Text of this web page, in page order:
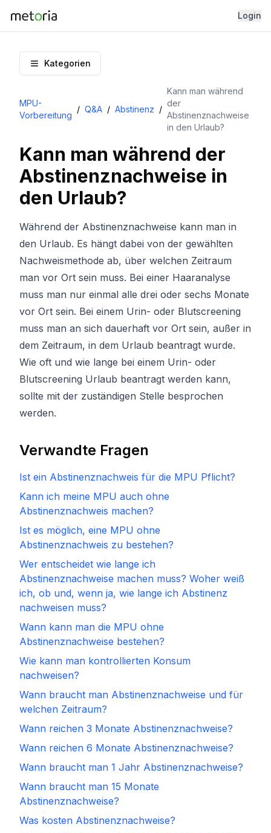
Login
Kategorien
MPU-
Vorbereitung
/ Q&A / Abstinenz /
Kann man während
der
Abstinenznachweise
in den Urlaub?
Kann man während der
Abstinenznachweise in
den Urlaub?
Während der Abstinenznachweise kann man in
den Urlaub. Es hängt dabei von der gewählten
Nachweismethode ab, über welchen Zeitraum
man vor Ort sein muss. Bei einer Haaranalyse
muss man nur einmal alle drei oder sechs Monate
vor Ort sein. Bei einem Urin- oder Blutscreening
muss man an sich dauerhaft vor Ort sein, außer in
dem Zeitraum, in dem Urlaub beantragt wurde.
Wie oft und wie lange bei einem Urin- oder
Blutscreening Urlaub beantragt werden kann,
sollte mit der zuständigen Stelle besprochen
werden.
Verwandte Fragen
Ist ein Abstinenznachweis für die MPU Pflicht?
Kann ich meine MPU auch ohne
Abstinenznachweis machen?
Ist es möglich, eine MPU ohne
Abstinenznachweis zu bestehen?
Wer entscheidet wie lange ich
Abstinenznachweise machen muss? Woher weiß
ich, ob und, wenn ja, wie lange ich Abstinenz
nachweisen muss?
Wann kann man die MPU ohne
Abstinenznachweise bestehen?
Wie kann man kontrollierten Konsum
nachweisen?
Wann braucht man Abstinenznachweise und für
welchen Zeitraum?
Wann reichen 3 Monate Abstinenznachweise?
Wann reichen 6 Monate Abstinenznachweise?
Wann braucht man 1 Jahr Abstinenznachweise?
Wann braucht man 15 Monate
Abstinenznachweise?
Was kosten Abstinenznachweise?